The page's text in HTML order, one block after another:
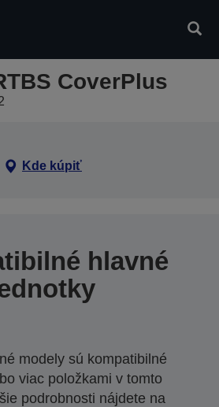
CoverPlus
Kde kúpiť
hlavné
modely sú kompatibilné
viac položkami v tomto
podrobnosti nájdete na